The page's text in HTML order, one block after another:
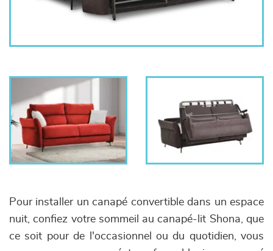
Pour installer un canapé convertible dans un espace
nuit, confiez votre sommeil au canapé-lit Shona, que
ce soit pour de l'occasionnel ou du quotidien, vous